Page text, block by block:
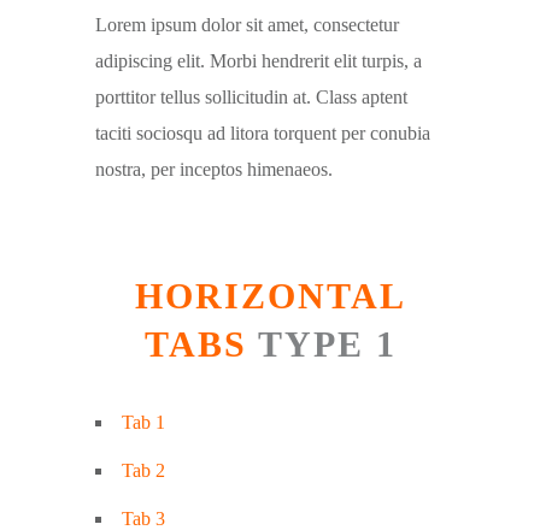
Lorem ipsum dolor sit amet, consectetur
adipiscing elit. Morbi hendrerit elit turpis, a
porttitor tellus sollicitudin at. Class aptent
taciti sociosqu ad litora torquent per conubia
nostra, per inceptos himenaeos.
HORIZONTAL
TABS TYPE 1
Tab 1
Tab 2
Tab 3